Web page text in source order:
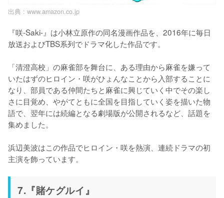
出典 : www.amazon.co.jp
『咲-Saki-』は小林立原作の同名漫画作品を、2016年に毎日
放送およびTBS系列でドラマ化した作品です。
「清澄高校」の麻雀部を舞台に、ある理由から麻雀を嫌って
いたはずのヒロイン・咲がひょんなことから入部することに
なり、部員である仲間たちと麻雀に興じていく中でその楽し
さに目覚め、やがてともに全国を目指していく姿を描いた物
語で、翌年には続編となる劇場版が公開されるなど、話題を
集めました。
浜辺美波はこの作品でヒロイン・咲を熱演、連続ドラマの初
主演を飾っています。
7.『賭ケグルイ』